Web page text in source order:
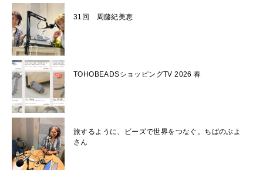
31回 周藤紀美恵
TOHOBEADSショッピングTV 2026 春
旅するように、ビーズで世界をつなぐ。ちばのぶよ
さん